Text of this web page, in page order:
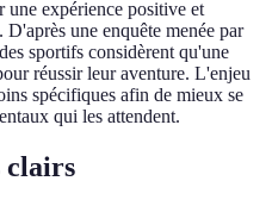
une expérience positive et
une enquête menée par
sportifs considèrent qu'une
réussir leur aventure. L'enjeu
spécifiques afin de mieux se
qui les attendent.
clairs